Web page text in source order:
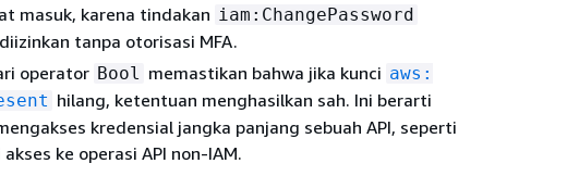
masuk, karena tindakan iam:ChangePassword
tanpa otorisasi MFA.
operator Bool memastikan bahwa jika kunci aws:
hilang, ketentuan menghasilkan sah. Ini berarti
kredensial jangka panjang sebuah API, seperti
ke operasi API non-IAM.